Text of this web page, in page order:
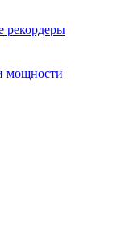
рекордеры
мощности